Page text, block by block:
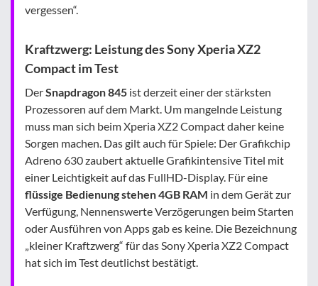
vergessen“.
Kraftzwerg: Leistung des Sony Xperia XZ2
Compact im Test
DerSnapdragon 845 ist derzeit einer der stärksten
Prozessoren auf dem Markt. Um mangelnde Leistung
muss man sich beim Xperia XZ2 Compact daher keine
Sorgen machen. Das gilt auch für Spiele: Der Grafikchip
Adreno 630 zaubert aktuelle Grafikintensive Titel mit
einer Leichtigkeit auf das FullHD-Display. Für eine
flüssige Bedienung stehen 4GB RAM in dem Gerät zur
Verfügung, Nennenswerte Verzögerungen beim Starten
oder Ausführen von Apps gab es keine. Die Bezeichnung
„kleiner Kraftzwerg“ für das Sony Xperia XZ2 Compact
hat sich im Test deutlichst bestätigt.